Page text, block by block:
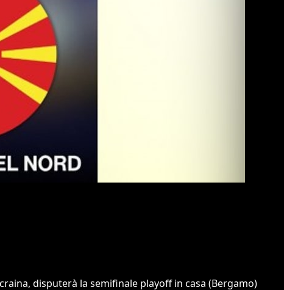
disputerà la semifinale playoff in casa (Bergamo)